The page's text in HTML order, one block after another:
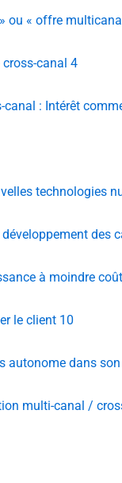
ou « offre
canal 4
: Intérêt
technologies
des
à moindre
le client 10
dans son
multi-canal /